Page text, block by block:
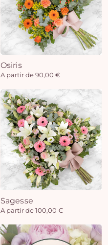
Osiris
A partir de 90,00 €
Sagesse
A partir de 100,00 €